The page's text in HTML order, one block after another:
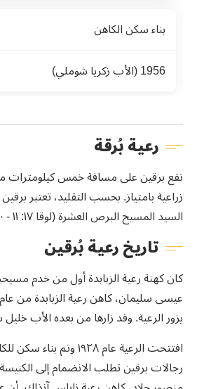
بناء سكن الكاهن
1956 (الأب زكريا شوملي)
رعية بُرقة
تقع برقين على مسافة خمس كيلومترات
زراعية بامتياز. بحسب التقليد، تعتبر
السيد المسيح البرص العشرة (لوقا ١٧: ١١ - ٢٠).
تاريخ رعية بُرقين
كان كهنة رعية الزبابدة أول من خدم
يزور الرعية. وقد زارها من بعده الأب خليل
افتتحت الرعية عام ١٩٢٨
رجالات برقين تطلب الانضمام إلى